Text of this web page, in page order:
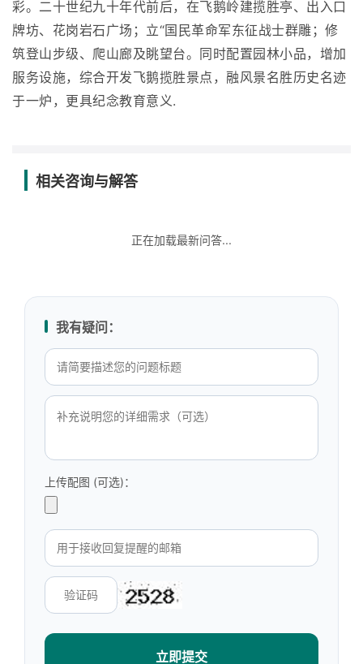
彩。二十世纪九十年代前后，在飞鹅岭建揽胜亭、出入口
牌坊、花岗岩石广场；立“国民革命军东征战士群雕；修
筑登山步级、爬山廊及眺望台。同时配置园林小品，增加
服务设施，综合开发飞鹅揽胜景点，融风景名胜历史名迹
于一炉，更具纪念教育意义.
相关咨询与解答
正在加载最新问答...
我有疑问：
上传配图 (可选)：
立即提交